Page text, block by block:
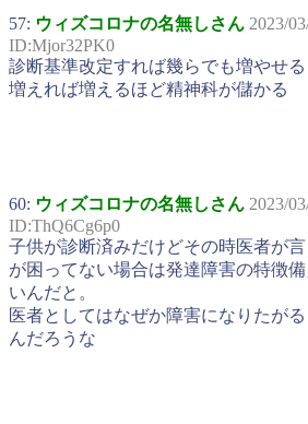
57: ウィズコロナの名無しさん 2023/
ID:Mjor32PK0
診断基準改定すれば幾らでも増やせる
増えれば増えるほど精神科が儲かる
60: ウィズコロナの名無しさん 2023/
ID:ThQ6Cg6p0
子供が診断済みだけどその時医者が
が困ってない場合は発達障害の特徴
いんだと。
医者としてはなぜか障害になりたが
んだろうな